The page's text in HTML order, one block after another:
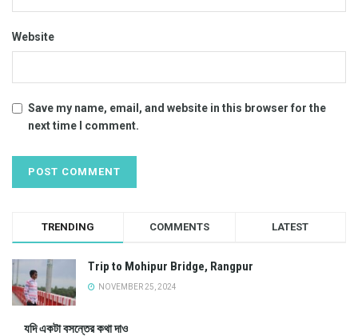
Website
Save my name, email, and website in this browser for the
next time I comment.
TRENDING COMMENTS LATEST
Trip to Mohipur Bridge, Rangpur
NOVEMBER 25, 2024
যদি একটা বসন্তের কথা দাও